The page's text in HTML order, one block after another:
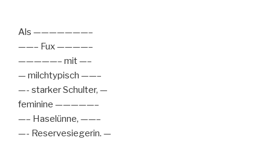
Als ———————–
——– Fux ————–
—————– mit —–
— milchtypisch ——–
—- starker Schulter, —
feminine —————–
—– Haselünne, ——–
—- Reservesiegerin. —